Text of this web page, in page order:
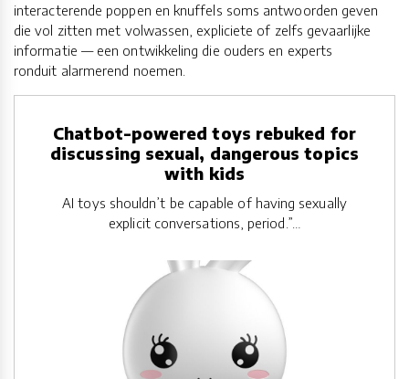
interacterende poppen en knuffels soms antwoorden geven
die vol zitten met volwassen, expliciete of zelfs gevaarlijke
informatie — een ontwikkeling die ouders en experts
ronduit alarmerend noemen.
Chatbot-powered toys rebuked for
discussing sexual, dangerous topics
with kids
AI toys shouldn’t be capable of having sexually
explicit conversations, period.”…